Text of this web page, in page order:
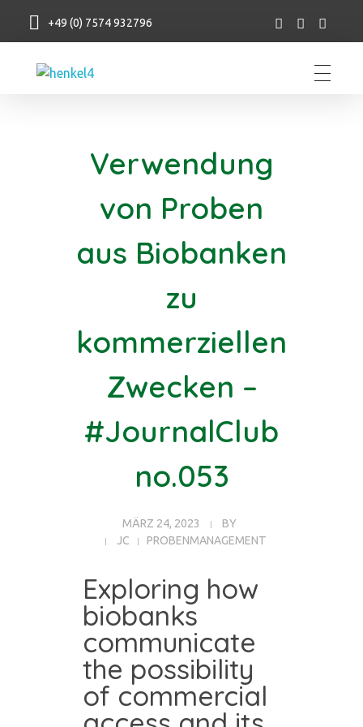
+49 (0) 7574 932796
Verwendung
von Proben
aus Biobanken
zu
kommerziellen
Zwecken –
#JournalClub
no.053
MÄRZ 24, 2023
BY
JC
PROBENMANAGEMENT
Exploring how
biobanks
communicate
the possibility
of commercial